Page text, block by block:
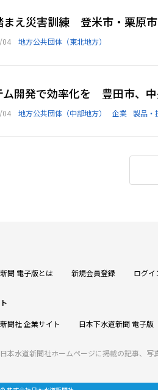
まえ災害訓練 登米市・栗原市
04 地方公共団体（東北地方）
ム開発で効率化を 豊田市、
04 地方公共団体（中部地方） 企業 製品・
聞 電子版とは 新規会員登録 ログイ
聞社 企業サイト 日本下水道新聞 電子版
本水道新聞社ホームページに掲載の記事、写